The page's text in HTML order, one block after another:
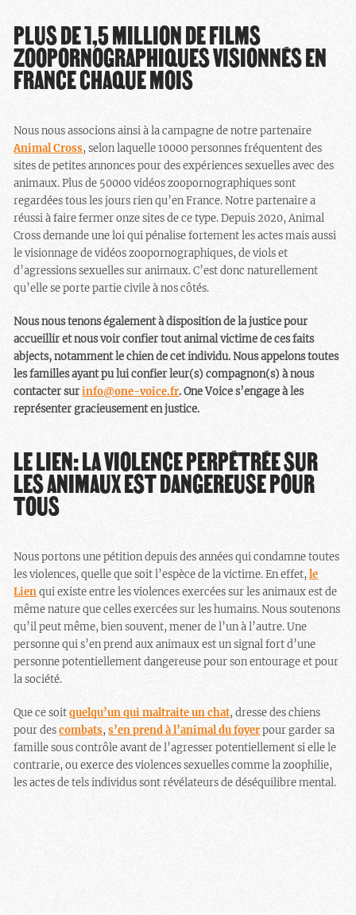
PLUS DE 1,5 MILLION DE FILMS
ZOOPORNOGRAPHIQUES VISIONNÉS EN
FRANCE CHAQUE MOIS
Nous nous associons ainsi à la campagne de notre partenaire
Animal Cross, selon laquelle 10000 personnes fréquentent des
sites de petites annonces pour des expériences sexuelles avec des
animaux. Plus de 50000 vidéos zoopornographiques sont
regardées tous les jours rien qu’en France. Notre partenaire a
réussi à faire fermer onze sites de ce type. Depuis 2020, Animal
Cross demande une loi qui pénalise fortement les actes mais aussi
le visionnage de vidéos zoopornographiques, de viols et
d’agressions sexuelles sur animaux. C’est donc naturellement
qu’elle se porte partie civile à nos côtés.
Nous nous tenons également à disposition de la justice pour
accueillir et nous voir confier tout animal victime de ces faits
abjects, notamment le chien de cet individu. Nous appelons toutes
les familles ayant pu lui confier leur(s) compagnon(s) à nous
contacter surinfo@one-voice.fr. One Voice s’engage à les
représenter gracieusement en justice.
LE LIEN: LA VIOLENCE PERPÉTRÉE SUR
LES ANIMAUX EST DANGEREUSE POUR
TOUS
Nous portons une pétition depuis des années qui condamne toutes
les violences, quelle que soit l’espèce de la victime. En effet,le
Lienqui existe entre les violences exercées sur les animaux est de
même nature que celles exercées sur les humains. Nous soutenons
qu’il peut même, bien souvent, mener de l’un à l’autre. Une
personne qui s’en prend aux animaux est un signal fort d’une
personne potentiellement dangereuse pour son entourage et pour
la société.
Que ce soitquelqu’un qui maltraite un chat, dresse des chiens
pour descombats,s’en prend à l’animal du foyerpour garder sa
famille sous contrôle avant de l’agresser potentiellement si elle le
contrarie, ou exerce des violences sexuelles comme la zoophilie,
les actes de tels individus sont révélateurs de déséquilibre mental.